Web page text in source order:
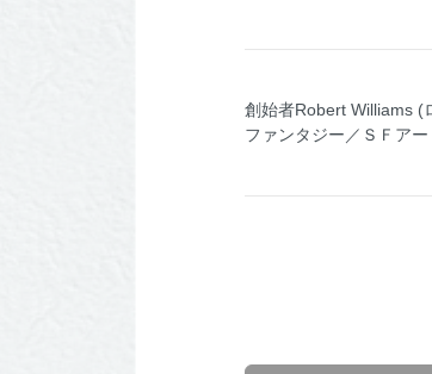
創始者Robert Williams (
ファンタジー／ＳＦア